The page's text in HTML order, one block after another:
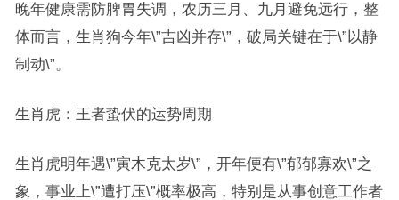
晚年健康需防脾胃失调，农历三月、九月避免远行，整
体而言，生肖狗今年\”吉凶并存\”，破局关键在于\”以静
制动\”。
生肖虎：王者蛰伏的运势周期
生肖虎明年遇\”寅木克太岁\”，开年便有\”郁郁寡欢\”之
象，事业上\”遭打压\”概率极高，特别是从事创意工作者